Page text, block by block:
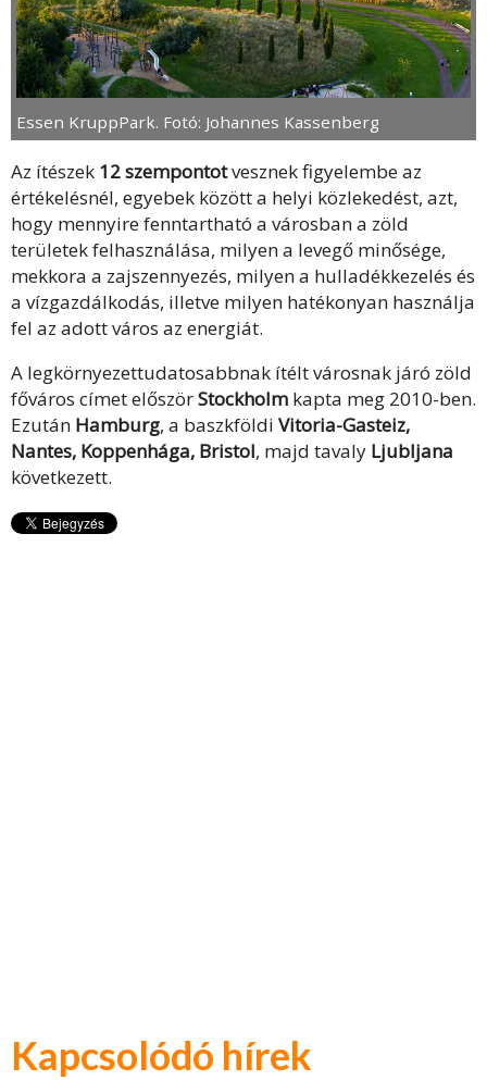
Essen KruppPark. Fotó: Johannes Kassenberg
Az ítészek 12 szempontotvesznek figyelembe az
értékelésnél, egyebek között a helyi közlekedést, azt,
hogy mennyire fenntartható a városban a zöld
területek felhasználása, milyen a levegő minősége,
mekkora a zajszennyezés, milyen a hulladékkezelés és
a vízgazdálkodás, illetve milyen hatékonyan használja
fel az adott város az energiát.
A legkörnyezettudatosabbnak ítélt városnak járó zöld
főváros címet előszörStockholm kapta meg 2010-ben.
Ezután Hamburg, a baszkföldi Vitoria-Gasteiz,
Nantes, Koppenhága, Bristol, majd tavaly Ljubljana
következett.
Kapcsolódó hírek